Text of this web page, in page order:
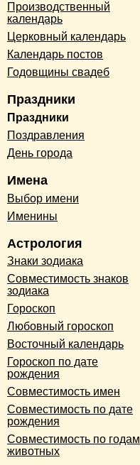
Производственный
календарь
Церковный календарь
Календарь постов
Годовщины свадеб
Праздники
Праздники
Поздравления
День города
Имена
Выбор имени
Именины
Астрология
Знаки зодиака
Совместимость знаков
зодиака
Гороскоп
Любовный гороскоп
Восточный календарь
Гороскоп по дате
рождения
Совместимость имен
Совместимость по дате
рождения
Совместимость по годам
животных